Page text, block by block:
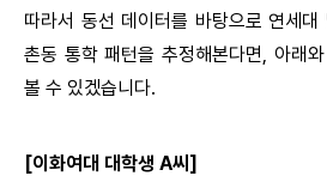
따라서 동선 데이터를 바탕으로 연세
촌동 통학 패턴을 추정해본다면, 아래
볼 수 있겠습니다.
[이화여대 대학생 A씨]